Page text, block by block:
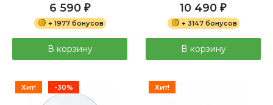
6 590 ₽
+ 1977 бонусов
В корзину
10 490 ₽
+ 3147 бонусов
В корзину
Хит! -30% Хит!